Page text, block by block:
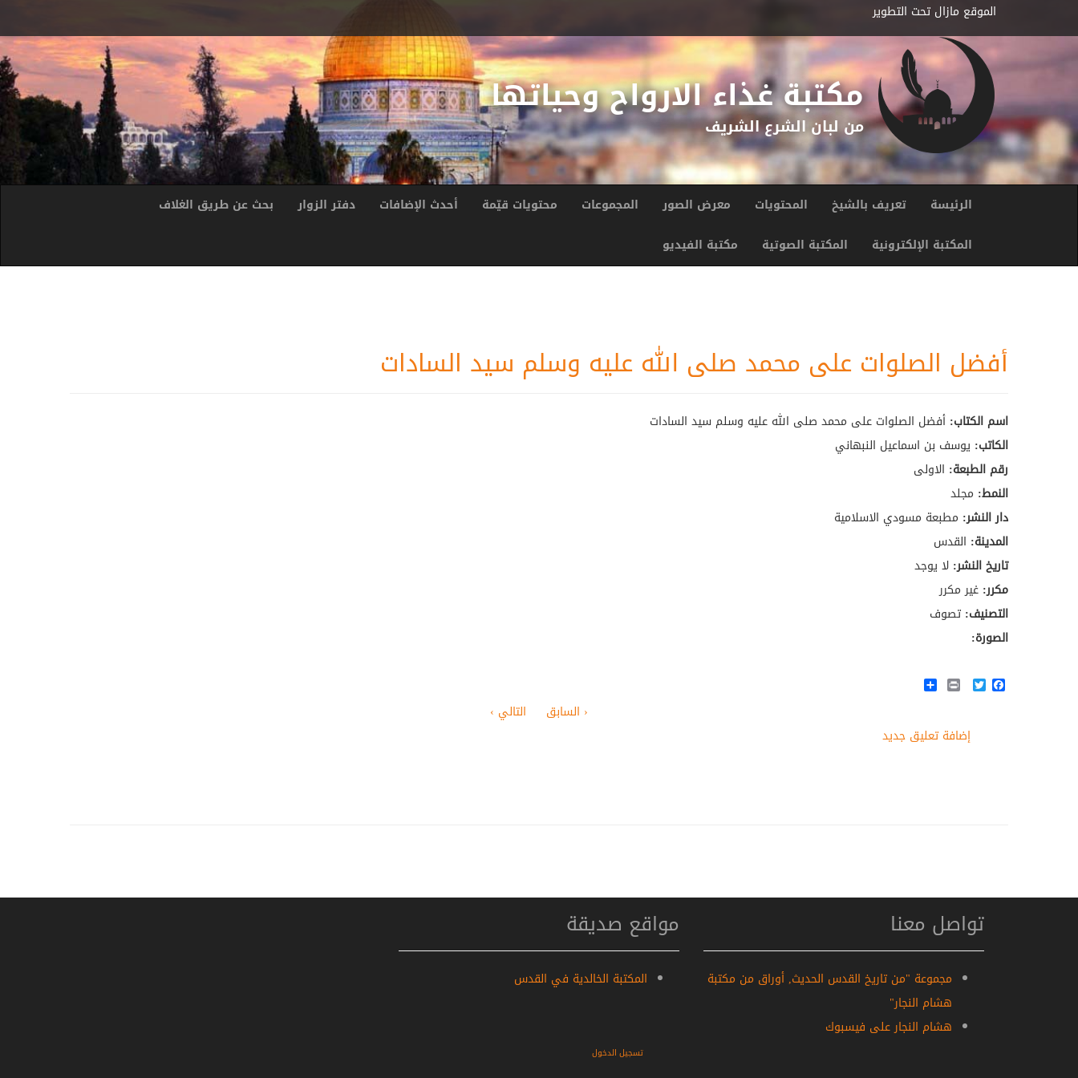
تجاوز إلى المحتوى الرئيسيالموقع مازال تحت التطوير
مكتبة غذاء الارواح وحياتها
من لبان الشرع الشريف
القائمة الرئيسية
الرئيسة تعريف بالشيخ المحتويات معرض الصور المجموعات محتويات قيّمة أحدث الإضافات دفتر الزوار
بحث عن طريق الغلاف
المكتبة الإلكترونية
المكتبة الصوتية مكتبة الفيديو
أفضل الصلوات على محمد صلى الله عليه وسلم سيد السادات
اسم الكتاب: أفضل الصلوات على محمد صلى الله عليه وسلم سيد السادات
الكاتب: يوسف بن اسماعيل النبهاني
رقم الطبعة: الاولى
النمط: مجلد
دار النشر: مطبعة مسودي الاسلامية
المدينة: القدس
تاريخ النشر: لا يوجد
مكرر: غير مكرر
التصنيف: تصوف
الصورة:
Facebook
Twitter
Print
‹ السابق
التالي ›
إضافة تعليق جديد
تواصل معنا
مجموعة "من تاريخ القدس الحديث, أوراق من مكتبة
هشام النجار"
هشام النجار على فيسبوك
مواقع صديقة
المكتبة الخالدية في القدس
تسجيل الدخول